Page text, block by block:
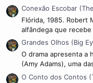
Conexão Escobar
Flórida, 1985. Robert
alfândega que recebe
Grandes Olhos (Big
O drama apresenta a
(Amy Adams), uma
O Conto dos Contos